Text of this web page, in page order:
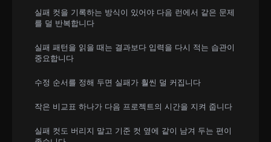
실패 컷을 기록하는 방식이 있어야 다음 런에서 같은 문제
를 덜 반복합니다
실패 패턴을 읽을 때는 결과보다 입력을 다시 적는 습관이
중요합니다
수정 순서를 정해 두면 실패가 훨씬 덜 커집니다
작은 비교표 하나가 다음 프로젝트의 시간을 지켜 줍니다
실패 컷도 버리지 말고 기준 컷 옆에 같이 남겨 두는 편이